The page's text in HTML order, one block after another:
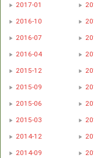
2017-01
2016-10
2016-07
2016-04
2015-12
2015-09
2015-06
2015-03
2014-12
2014-09